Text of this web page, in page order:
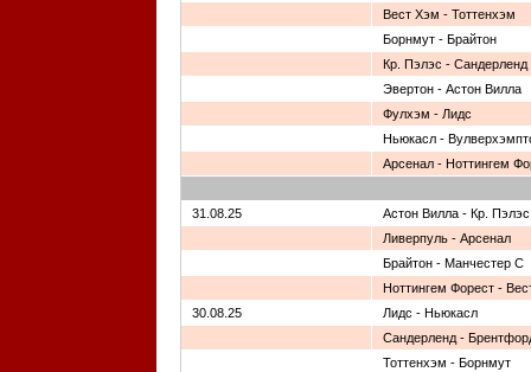
Вест Хэм - Тоттенхэм
Борнмут - Брайтон
Кр. Пэлэс - Сандерленд
Эвертон - Астон Вилла
Фулхэм - Лидс
Ньюкасл -
Арсенал - Ноттингем
31.08.25
Астон Вилла - Кр. Пэлэс
Ливерпуль - Арсенал
Брайтон - Манчестер С
Ноттингем Форест -
30.08.25
Лидс - Ньюкасл
Сандерленд -
Тоттенхэм - Борнмут